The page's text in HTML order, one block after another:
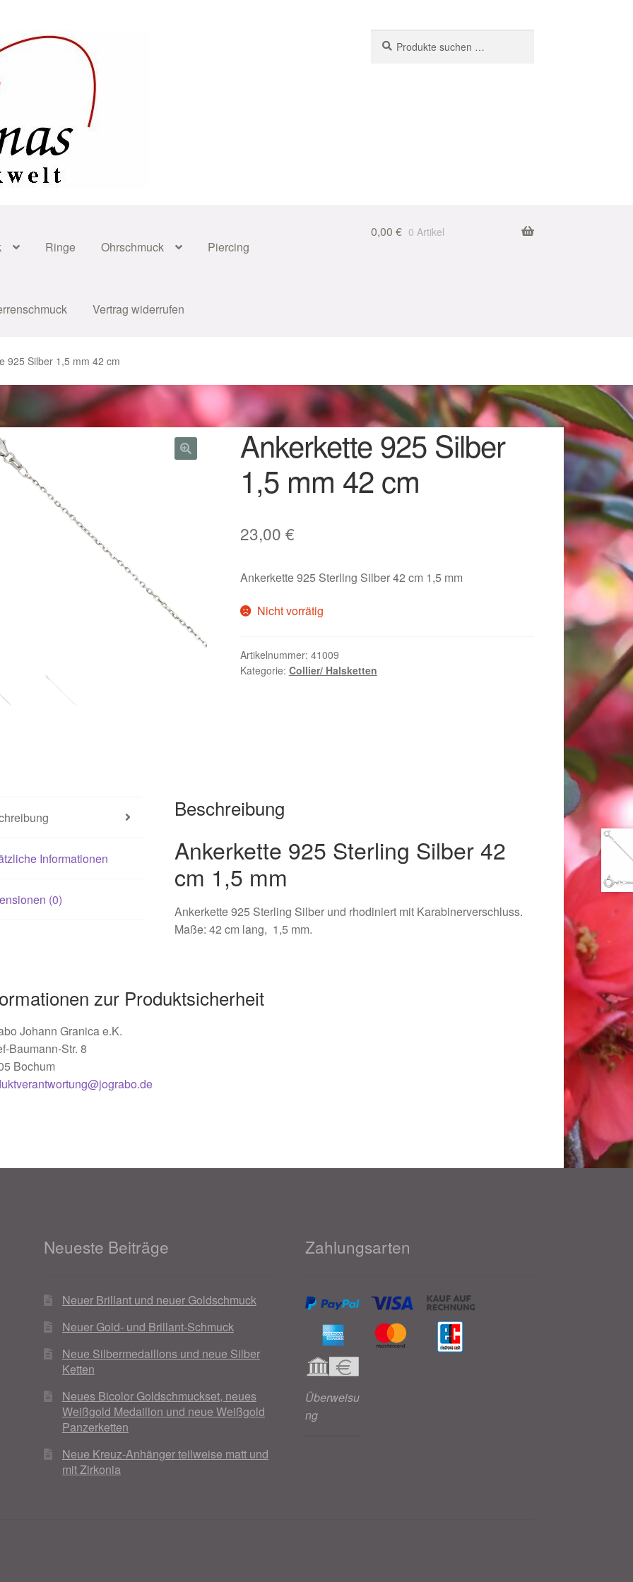
nach:
Ringe Ohrschmuck Piercing
Vertrag widerrufen
zu Ostern 2023
für Weihnachten 2023
für Weihnachten 2025
Schmuck online kaufen 2016
Schmuck online kaufen 2018
Karneval 2019 – Schmuck zu Fasching & Co.
Liefer- und Versandkosten
und Festliches zu Halloween
Magisches und Festliches zu Halloween 2022Mein Konto
finden für Ostern 2016
finden für Ostern 2022PartnerShopStartseite
Vertrag widerrufen Warenkorb
Weihnachtsangebote 2017Weihnachtsangebote 2018
Weihnachtsangebote 2021Widerrufsrecht
0,00 € 0 Artikel
925 Silber 1,5 mm 42 cm
Ankerkette 925 Silber
1,5 mm 42 cm
23,00 €
Ankerkette 925 Sterling Silber 42 cm 1,5 mm
Nicht vorrätig
Artikelnummer: 41009
Kategorie: Collier/ Halsketten
Informationen
(0)
Beschreibung
Ankerkette 925 Sterling Silber 42
cm 1,5 mm
Ankerkette 925 Sterling Silber und rhodiniert mit Karabinerverschluss.
Maße: 42 cm lang, 1,5 mm.
zur Produktsicherheit
Johann Granica e.K.
Baumann-Str. 8
Bochum
Neueste Beiträge
Neuer Brillant und neuer Goldschmuck
Neuer Gold- und Brillant-Schmuck
Neue Silbermedaillons und neue Silber
Ketten
Neues Bicolor Goldschmuckset, neues
Weißgold Medaillon und neue Weißgold
Panzerketten
Neue Kreuz-Anhänger teilweise matt und
mit Zirkonia
Zahlungsarten
Überweisu
ng